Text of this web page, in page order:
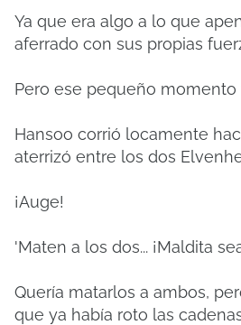
Ya que era algo a lo que
aferrado con sus propias
Pero ese pequeño momento
Hansoo corrió locamente
aterrizó entre los dos
¡Auge!
'Maten a los dos... ¡Maldita
Quería matarlos a ambos,
que ya había roto las